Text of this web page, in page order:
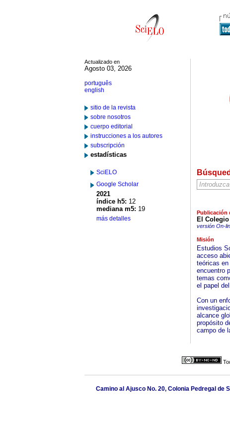
Actualizado en
Agosto 03, 2026
português
english
sitio de la revista
sobre nosotros
cuerpo editorial
instrucciones a los autores
subscripción
estadísticas
SciELO
Google Scholar
2021
índice h5: 12
mediana m5: 19
más detalles
Publicación
El
versión On-
Misión
Estudios
acceso
teóricas
encuentro
temas
el papel
Con un
alcance
propósito
campo de
Camino al Ajusco No. 20, Colonia Pedregal de